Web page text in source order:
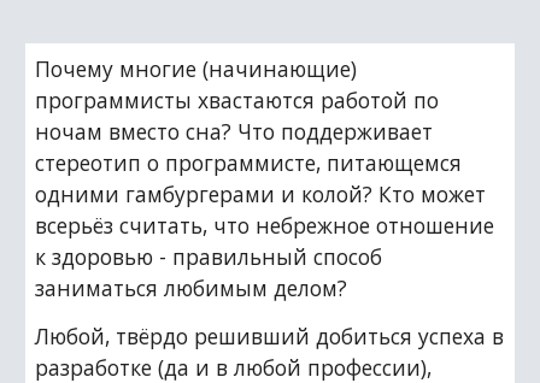
Почему многие (начинающие)
программисты хвастаются работой по
ночам вместо сна? Что поддерживает
стереотип о программисте, питающемся
одними гамбургерами и колой? Кто может
всерьёз считать, что небрежное отношение
к здоровью - правильный способ
заниматься любимым делом?
Любой, твёрдо решивший добиться успеха в
разработке (да и в любой профессии),